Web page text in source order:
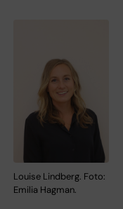
Louise Lindberg. Foto:
Emilia Hagman.